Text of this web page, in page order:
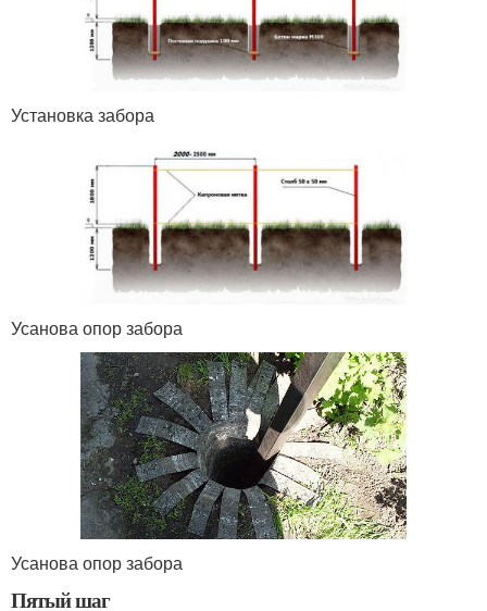
Установка забора
Усанова опор забора
Усанова опор забора
Пятый шаг